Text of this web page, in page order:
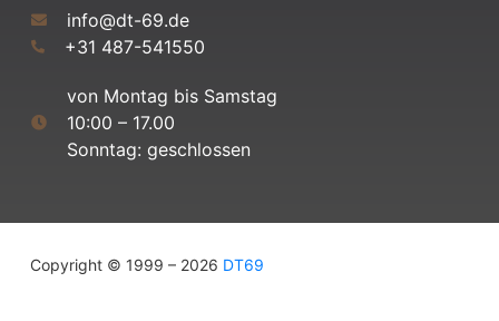
info@dt-69.de
+31 487-541550
von Montag bis Samstag
10:00 – 17.00
Sonntag: geschlossen
Copyright © 1999 – 2026 DT69